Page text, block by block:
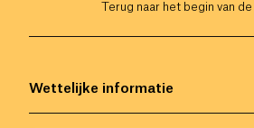
Terug naar het begin van
Wettelijke informatie